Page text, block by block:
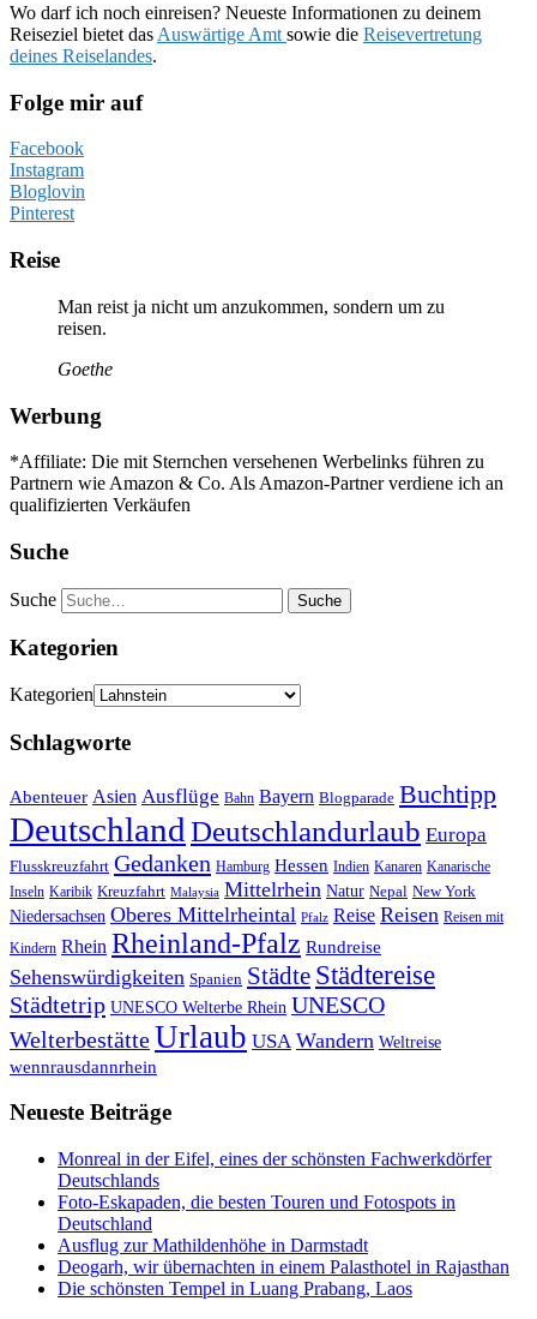
Wo darf ich noch einreisen? Neueste Informationen zu deinem
Reiseziel bietet das Auswärtige Amt sowie die Reisevertretung
deines Reiselandes.
Folge mir auf
Facebook
Instagram
Bloglovin
Pinterest
Reise
Man reist ja nicht um anzukommen, sondern um zu
reisen.
Goethe
Werbung
*Affiliate: Die mit Sternchen versehenen Werbelinks führen zu
Partnern wie Amazon & Co. Als Amazon-Partner verdiene ich an
qualifizierten Verkäufen
Suche
Suche
Kategorien
Kategorien
Schlagworte
Abenteuer Asien Ausflüge Bahn Bayern Blogparade Buchtipp
Deutschland Deutschlandurlaub Europa
Flusskreuzfahrt Gedanken Hamburg Hessen Indien Kanaren Kanarische
Inseln Karibik Kreuzfahrt Malaysia Mittelrhein Natur Nepal New York
Niedersachsen Oberes Mittelrheintal Pfalz Reise Reisen Reisen mit
Kindern Rhein Rheinland-Pfalz Rundreise
Sehenswürdigkeiten Spanien Städte Städtereise
Städtetrip UNESCO Welterbe Rhein UNESCO
WelterbestätteUrlaub USA Wandern Weltreise
wennrausdannrhein
Neueste Beiträge
Monreal in der Eifel, eines der schönsten Fachwerkdörfer
Deutschlands
Foto-Eskapaden, die besten Touren und Fotospots in
Deutschland
Ausflug zur Mathildenhöhe in Darmstadt
Deogarh, wir übernachten in einem Palasthotel in Rajasthan
Die schönsten Tempel in Luang Prabang, Laos